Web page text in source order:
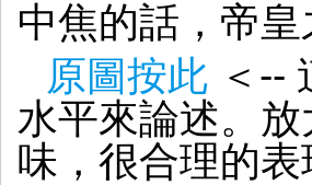
中焦的話，帝
原圖按此 ＜--
水平來論述。
味，很合理的表